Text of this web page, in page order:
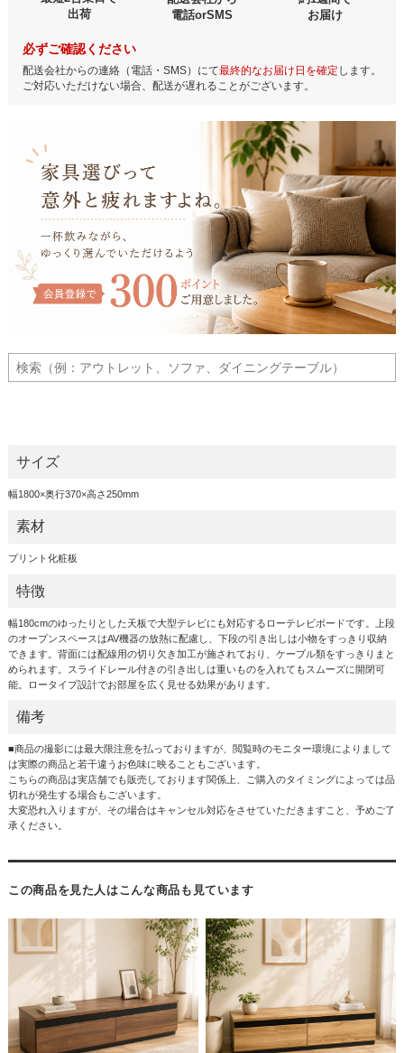
出荷
電話orSMS
お届け
必ずご確認ください
配送会社からの連絡（電話・SMS）にて最終的なお届け日を確定 します。
ご対応いただけない場合、配送が遅れることがございます。
サイズ
幅1800×奥行370×高さ250mm
素材
プリント化粧板
特徴
幅180cmのゆったりとした天板で大型テレビにも対応するローテレビボードです。上段
のオープンスペースはAV機器の放熱に配慮し、下段の引き出しは小物をすっきり収納
できます。背面には配線用の切り欠き加工が施されており、ケーブル類をすっきりまと
められます。スライドレール付きの引き出しは重いものを入れてもスムーズに開閉可
能。ロータイプ設計でお部屋を広く見せる効果があります。
備考
■商品の撮影には最大限注意を払っておりますが、閲覧時のモニター環境によりまして
は実際の商品と若干違うお色味に映ることもございます。
こちらの商品は実店舗でも販売しております関係上、ご購入のタイミングによっては品
切れが発生する場合もございます。
大変恐れ入りますが、その場合はキャンセル対応をさせていただきますこと、予めご了
承ください。
この商品を見た人はこんな商品も見ています